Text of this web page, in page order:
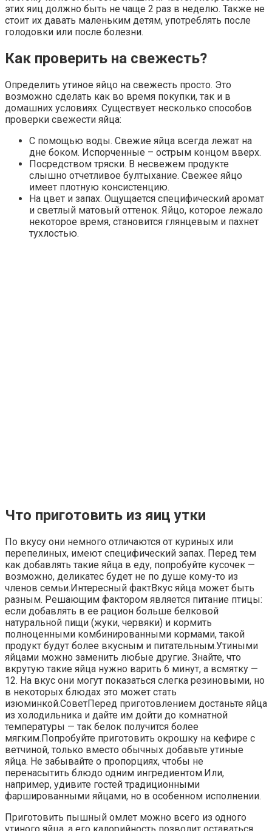
этих яиц должно быть не чаще 2 раз в неделю. Также не
стоит их давать маленьким детям, употреблять после
голодовки или после болезни.
Как проверить на свежесть?
Определить утиное яйцо на свежесть просто. Это
возможно сделать как во время покупки, так и в
домашних условиях. Существует несколько способов
проверки свежести яйца:
С помощью воды. Свежие яйца всегда лежат на
дне боком. Испорченные – острым концом вверх.
Посредством тряски. В несвежем продукте
слышно отчетливое бултыхание. Свежее яйцо
имеет плотную консистенцию.
На цвет и запах. Ощущается специфический аромат
и светлый матовый оттенок. Яйцо, которое лежало
некоторое время, становится глянцевым и пахнет
тухлостью.
Что приготовить из яиц утки
По вкусу они немного отличаются от куриных или
перепелиных, имеют специфический запах. Перед тем
как добавлять такие яйца в еду, попробуйте кусочек —
возможно, деликатес будет не по душе кому-то из
членов семьи.Интересный фактВкус яйца может быть
разным. Решающим фактором является питание птицы:
если добавлять в ее рацион больше белковой
натуральной пищи (жуки, червяки) и кормить
полноценными комбинированными кормами, такой
продукт будут более вкусным и питательным.Утиными
яйцами можно заменить любые другие. Знайте, что
вкрутую такие яйца нужно варить 6 минут, а всмятку —
12. На вкус они могут показаться слегка резиновыми, но
в некоторых блюдах это может стать
изюминкой.СоветПеред приготовлением достаньте яйца
из холодильника и дайте им дойти до комнатной
температуры — так белок получится более
мягким.Попробуйте приготовить окрошку на кефире с
ветчиной, только вместо обычных добавьте утиные
яйца. Не забывайте о пропорциях, чтобы не
перенасытить блюдо одним ингредиентом.Или,
например, удивите гостей традиционными
фаршированными яйцами, но в особенном исполнении.
Приготовить пышный омлет можно всего из одного